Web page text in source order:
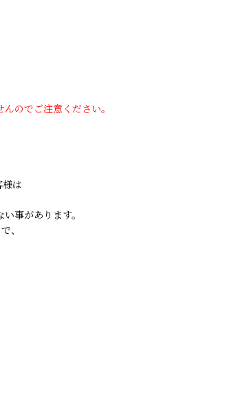
のでご注意ください。
は
事があります。
、